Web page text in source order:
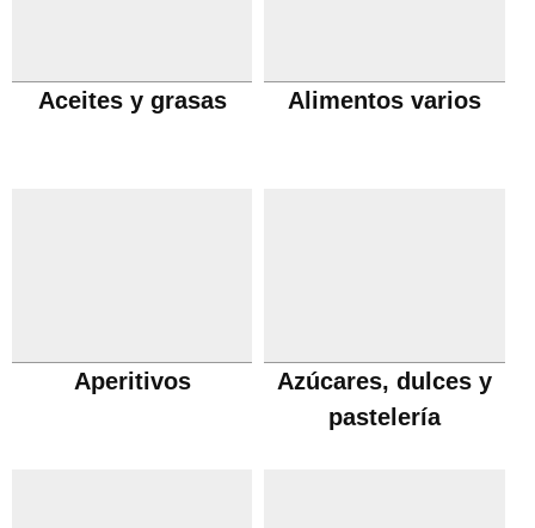
Aceites y grasas Alimentos varios
Aperitivos
Azúcares, dulces y
pastelería